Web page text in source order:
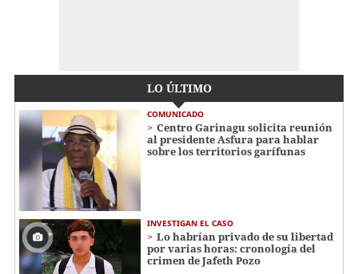
LO ÚLTIMO
COMUNICADO
Centro Garinagu solicita reunión
al presidente Asfura para hablar
sobre los territorios garífunas
INVESTIGAN EL CASO
Lo habrían privado de su libertad
por varias horas: cronología del
crimen de Jafeth Pozo